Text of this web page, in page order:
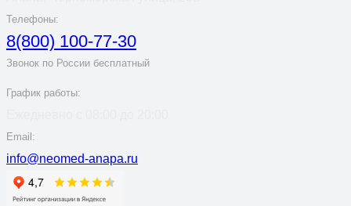
Телефоны:
8(800) 100-77-30
Звонок по России бесплатный
График работы:
Email:
info@neomed-anapa.ru